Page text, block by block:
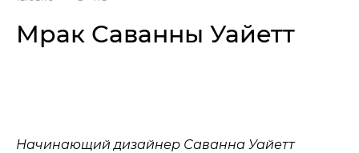
Мрак Саванны Уайетт
Начинающий дизайнер Саванна Уайетт